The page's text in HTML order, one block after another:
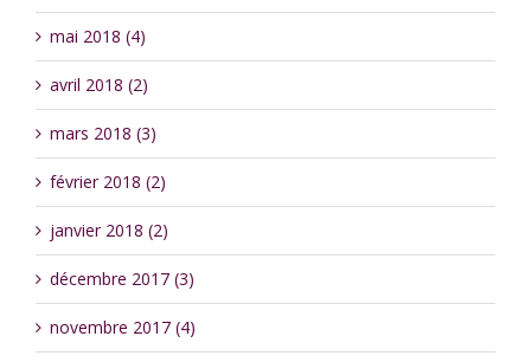
mai 2018 (4)
avril 2018 (2)
mars 2018 (3)
février 2018 (2)
janvier 2018 (2)
décembre 2017 (3)
novembre 2017 (4)